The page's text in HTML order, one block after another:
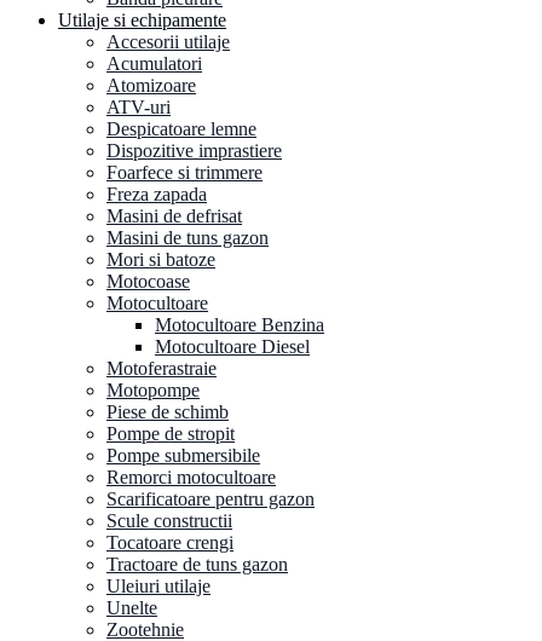
Utilaje si echipamente
Accesorii utilaje
Acumulatori
Atomizoare
ATV-uri
Despicatoare lemne
Dispozitive imprastiere
Foarfece si trimmere
Freza zapada
Masini de defrisat
Masini de tuns gazon
Mori si batoze
Motocoase
Motocultoare
Motocultoare Benzina
Motocultoare Diesel
Motoferastraie
Motopompe
Piese de schimb
Pompe de stropit
Pompe submersibile
Remorci motocultoare
Scarificatoare pentru gazon
Scule constructii
Tocatoare crengi
Tractoare de tuns gazon
Uleiuri utilaje
Unelte
Zootehnie